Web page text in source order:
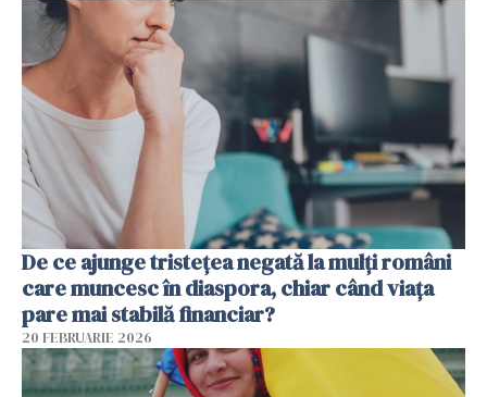
De ce ajunge tristețea negată la mulți români
care muncesc în diaspora, chiar când viața
pare mai stabilă financiar?
20 FEBRUARIE 2026